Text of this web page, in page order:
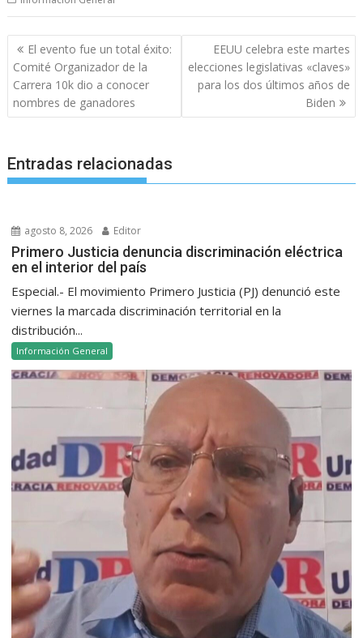
Navegación
de
entradas
El evento fue un total éxito:
Comité Organizador de la
Carrera 10k dio a conocer
nombres de ganadores
EEUU celebra este martes
elecciones legislativas «claves»
para los dos últimos años de
Biden
Entradas relacionadas
agosto 8, 2026 Editor
Primero Justicia denuncia discriminación eléctrica
en el interior del país
Especial.- El movimiento Primero Justicia (PJ) denunció este
viernes la marcada discriminación territorial en la
distribución...
Información General